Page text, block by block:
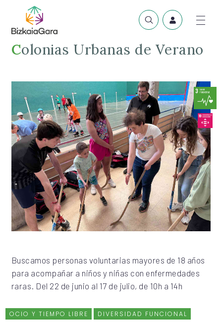
Colonias Urbanas de Verano
Buscamos personas voluntarias mayores de 18 años
para acompañar a niños y niñas con enfermedades
raras. Del 22 de junio al 17 de julio, de 10h a 14h
OCIO Y TIEMPO LIBRE DIVERSIDAD FUNCIONAL